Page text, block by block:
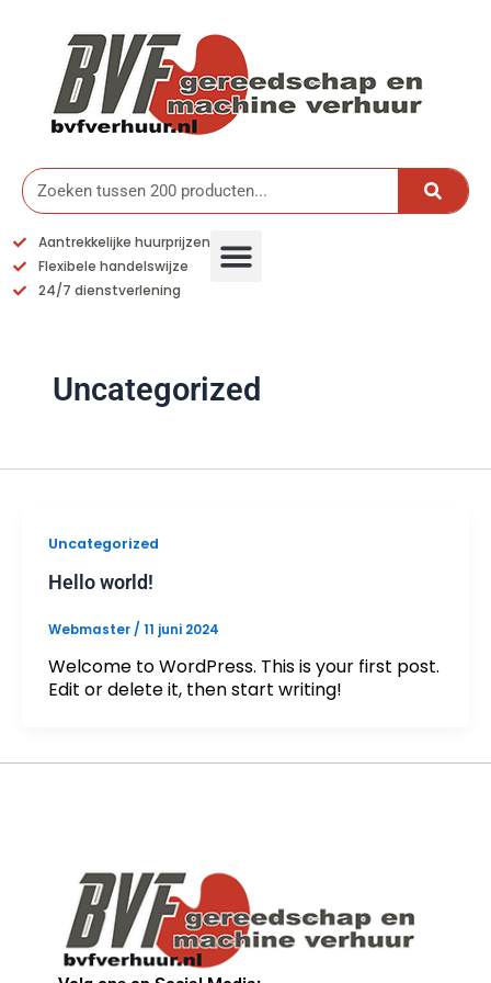
Zoeken
Aantrekkelijke huurprijzen
Flexibele handelswijze
24/7 dienstverlening
Uncategorized
Uncategorized
Hello world!
Webmaster / 11 juni 2024
Welcome to WordPress. This is your first post.
Edit or delete it, then start writing!